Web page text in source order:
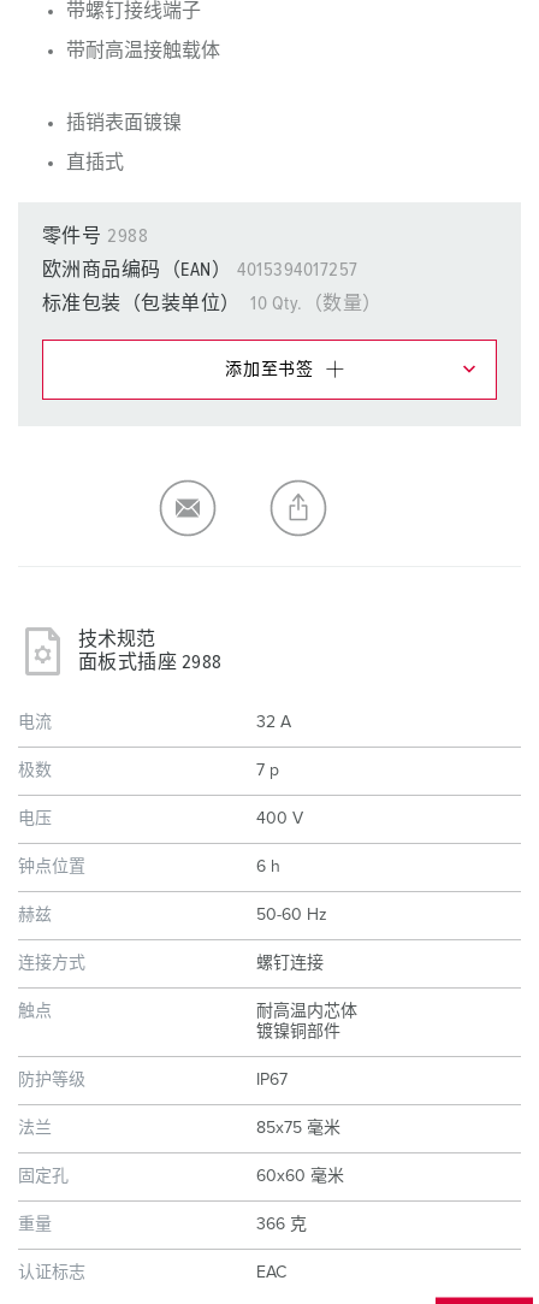
带螺钉接线端子
带耐高温接触载体
插销表面镀镍
直插式
零件号 2988
欧洲商品编码（EAN）
4015394017257
标准包装（包装单位）
10 Qty.（数量）
添加至书签
生成新清单
技术规范
面板式插座 2988
电流 32 A
极数 7 p
电压 400 V
钟点位置 6 h
赫兹 50-60 Hz
连接方式 螺钉连接
触点
耐高温内芯体
镀镍铜部件
防护等级 IP67
法兰 85x75 毫米
固定孔 60x60 毫米
重量 366 克
认证标志 EAC